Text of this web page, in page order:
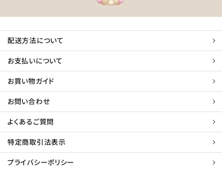
配送方法について
お支払いについて
お買い物ガイド
お問い合わせ
よくあるご質問
特定商取引法表示
プライバシーポリシー